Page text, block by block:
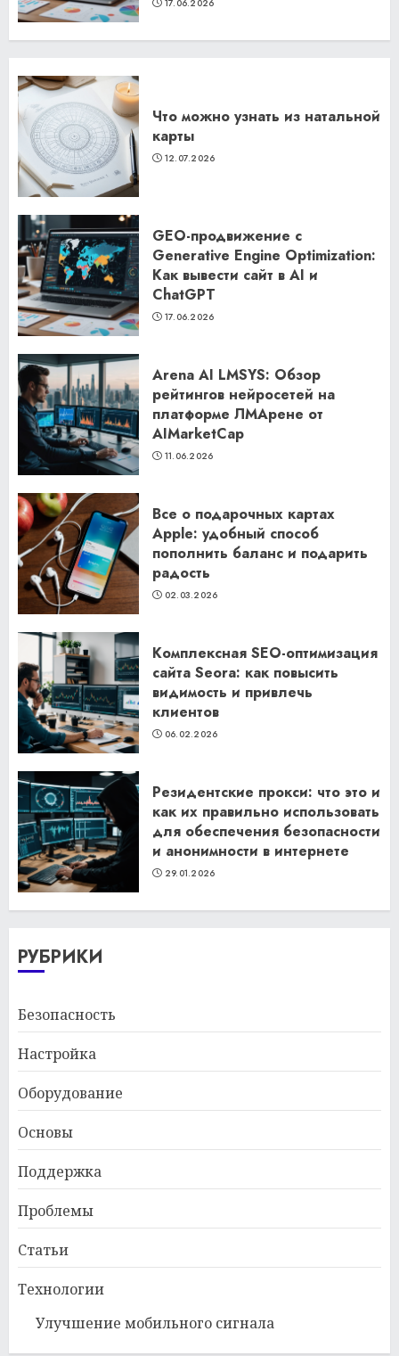
17.06.2026
Что можно узнать из натальной
карты
12.07.2026
GEO-продвижение с
Generative Engine Optimization:
Как вывести сайт в AI и
ChatGPT
17.06.2026
Arena AI LMSYS: Обзор
рейтингов нейросетей на
платформе ЛМАрене от
AIMarketCap
11.06.2026
Все о подарочных картах
Apple: удобный способ
пополнить баланс и подарить
радость
02.03.2026
Комплексная SEO-оптимизация
сайта Seora: как повысить
видимость и привлечь
клиентов
06.02.2026
Резидентские прокси: что это и
как их правильно использовать
для обеспечения безопасности
и анонимности в интернете
29.01.2026
РУБРИКИ
Безопасность
Настройка
Оборудование
Основы
Поддержка
Проблемы
Статьи
Технологии
Улучшение мобильного сигнала